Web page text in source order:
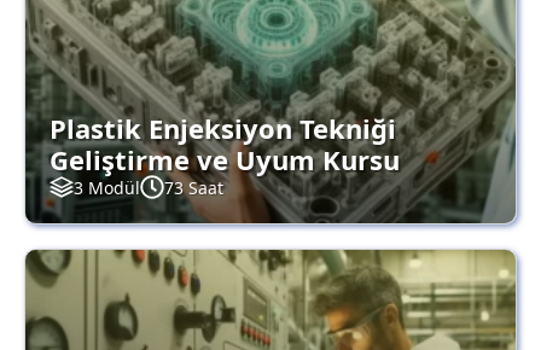
Plastik Enjeksiyon Tekniği
Geliştirme ve Uyum Kursu
3 Modül 73 Saat